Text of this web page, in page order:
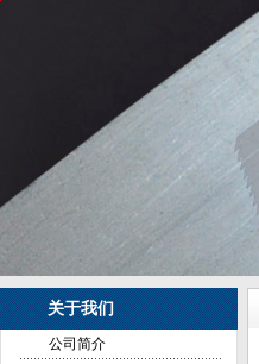
关于我们
公司简介